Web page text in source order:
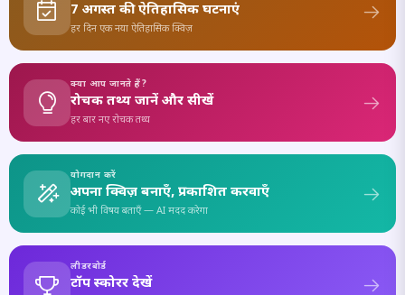
7 अगस्त की ऐतिहासिक घटनाएं
हर दिन एक नया ऐतिहासिक क्विज़
क्या आप जानते हैं?
रोचक तथ्य जानें और सीखें
हर बार नए रोचक तथ्य
योगदान करें
अपना क्विज़ बनाएँ, प्रकाशित करवाएँ
कोई भी विषय बताएँ — AI मदद करेगा
लीडरबोर्ड
टॉप स्कोरर देखें